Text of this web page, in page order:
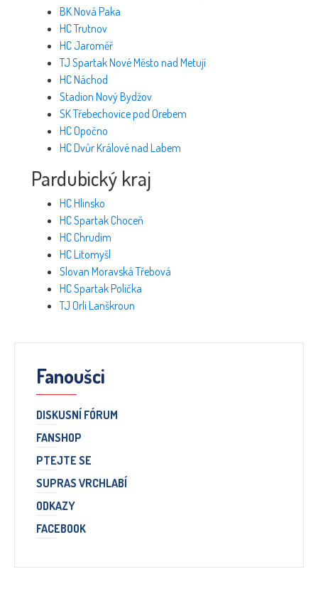
BK Nová Paka
HC Trutnov
HC Jaroměř
TJ Spartak Nové Město nad Metují
HC Náchod
Stadion Nový Bydžov
SK Třebechovice pod Orebem
HC Opočno
HC Dvůr Králové nad Labem
Pardubický kraj
HC Hlinsko
HC Spartak Choceň
HC Chrudim
HC Litomyšl
Slovan Moravská Třebová
HC Spartak Polička
TJ Orli Lanškroun
Fanoušci
DISKUSNÍ FÓRUM
FANSHOP
PTEJTE SE
SUPRAS VRCHLABÍ
ODKAZY
FACEBOOK